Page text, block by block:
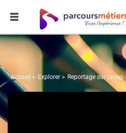
Accueil Explorer Reportage sur Le